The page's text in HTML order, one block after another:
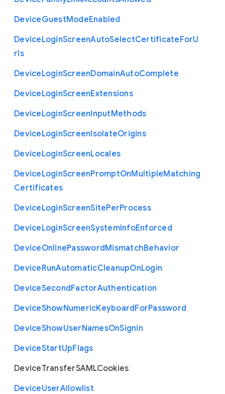
DeviceGuestModeEnabled
DeviceLoginScreenAutoSelectCertificateForU
rls
DeviceLoginScreenDomainAutoComplete
DeviceLoginScreenExtensions
DeviceLoginScreenInputMethods
DeviceLoginScreenIsolateOrigins
DeviceLoginScreenLocales
DeviceLoginScreenPromptOnMultipleMatching
Certificates
DeviceLoginScreenSitePerProcess
DeviceLoginScreenSystemInfoEnforced
DeviceOnlinePasswordMismatchBehavior
DeviceRunAutomaticCleanupOnLogin
DeviceSecondFactorAuthentication
DeviceShowNumericKeyboardForPassword
DeviceShowUserNamesOnSignin
DeviceStartUpFlags
DeviceTransferSAMLCookies
DeviceUserAllowlist